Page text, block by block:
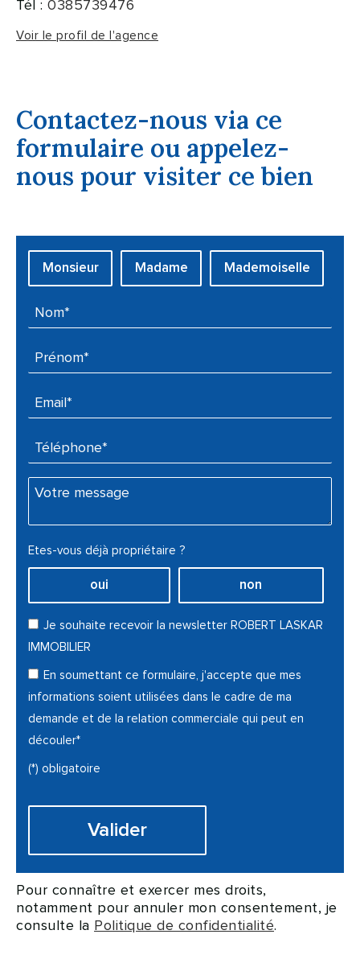
Tél : 0385739476
Voir le profil de l'agence
Contactez-nous via ce
formulaire ou appelez-
nous pour visiter ce bien
Civilité :
Monsieur Madame Mademoiselle
Nom* :
Prénom* :
Email* :
Téléphone* :
Votre message :
Etes-vous déjà propriétaire ?
oui non
Je souhaite recevoir la newsletter ROBERT LASKAR
IMMOBILIER
En soumettant ce formulaire, j'accepte que mes
informations soient utilisées dans le cadre de ma
demande et de la relation commerciale qui peut en
découler*
(*) obligatoire
Pour connaître et exercer mes droits,
notamment pour annuler mon consentement, je
consulte la Politique de confidentialité.